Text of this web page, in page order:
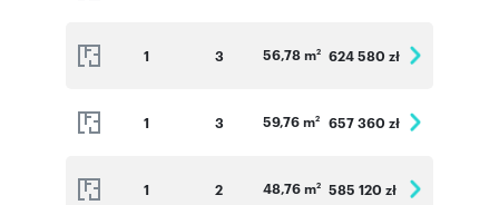
1 3 56,78 m2 624 580 zł
1 3 59,76 m2 657 360 zł
1 2 48,76 m2 585 120 zł